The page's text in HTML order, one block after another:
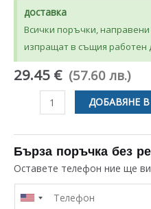
доставка
Всички поръчки, направени
изпращат в същия работен
29.45 € (57.60 лв.)
количество
ЧУГУНЕНА
НАГРЕВАТЕЛНА
ПЛОЧА
180ММ
1200W
ДОБАВЯНЕ
Бърза поръчка без
Оставете телефон ние ще